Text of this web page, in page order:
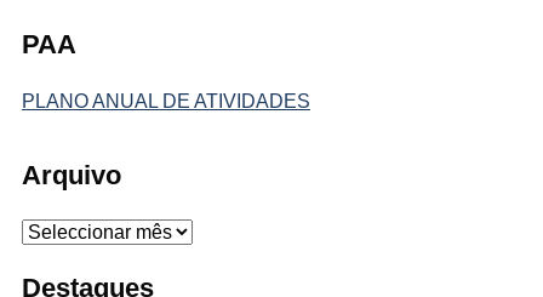
PAA
PLANO ANUAL DE ATIVIDADES
Arquivo
Arquivo
Destaques